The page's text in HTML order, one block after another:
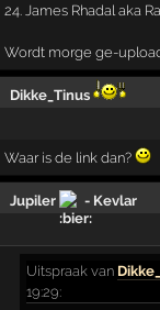
24. James Rhadal aka
Wordt morge ge-
Dikke_Tinus
Waar is de link dan?
Jupiler
- Kevlar
Uitspraak van
19:29: